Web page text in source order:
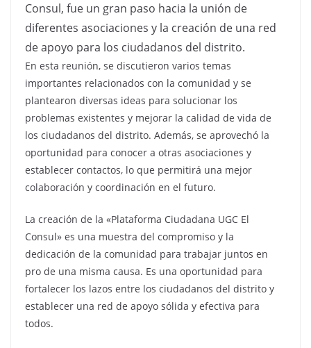
Consul, fue un gran paso hacia la unión de
diferentes asociaciones y la creación de una red
de apoyo para los ciudadanos del distrito.
En esta reunión, se discutieron varios temas
importantes relacionados con la comunidad y se
plantearon diversas ideas para solucionar los
problemas existentes y mejorar la calidad de vida de
los ciudadanos del distrito. Además, se aprovechó la
oportunidad para conocer a otras asociaciones y
establecer contactos, lo que permitirá una mejor
colaboración y coordinación en el futuro.
La creación de la «Plataforma Ciudadana UGC El
Consul» es una muestra del compromiso y la
dedicación de la comunidad para trabajar juntos en
pro de una misma causa. Es una oportunidad para
fortalecer los lazos entre los ciudadanos del distrito y
establecer una red de apoyo sólida y efectiva para
todos.